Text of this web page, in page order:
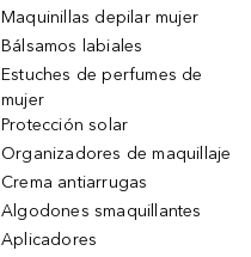
Maquinillas depilar mujer
Bálsamos labiales
Estuches de perfumes de
mujer
Protección solar
Organizadores de maquillaje
Crema antiarrugas
Algodones smaquillantes
Aplicadores